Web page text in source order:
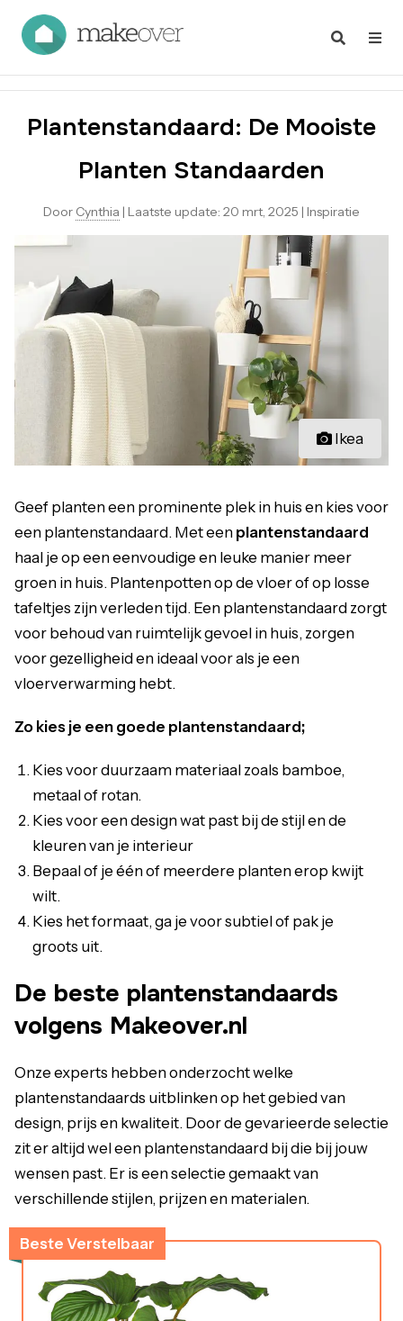
Plantenstandaard: De Mooiste
Planten Standaarden
Door Cynthia | Laatste update: 20 mrt, 2025 | Inspiratie
Ikea
Geef planten een prominente plek in huis en kies voor
een plantenstandaard. Met een plantenstandaard
haal je op een eenvoudige en leuke manier meer
groen in huis. Plantenpotten op de vloer of op losse
tafeltjes zijn verleden tijd. Een plantenstandaard zorgt
voor behoud van ruimtelijk gevoel in huis, zorgen
voor gezelligheid en ideaal voor als je een
vloerverwarming hebt.
Zo kies je een goede plantenstandaard;
Kies voor duurzaam materiaal zoals bamboe,
metaal of rotan.
Kies voor een design wat past bij de stijl en de
kleuren van je interieur
Bepaal of je één of meerdere planten erop kwijt
wilt.
Kies het formaat, ga je voor subtiel of pak je
groots uit.
De beste plantenstandaards
volgens Makeover.nl
Onze experts hebben onderzocht welke
plantenstandaards uitblinken op het gebied van
design, prijs en kwaliteit. Door de gevarieerde selectie
zit er altijd wel een plantenstandaard bij die bij jouw
wensen past. Er is een selectie gemaakt van
verschillende stijlen, prijzen en materialen.
Beste Verstelbaar